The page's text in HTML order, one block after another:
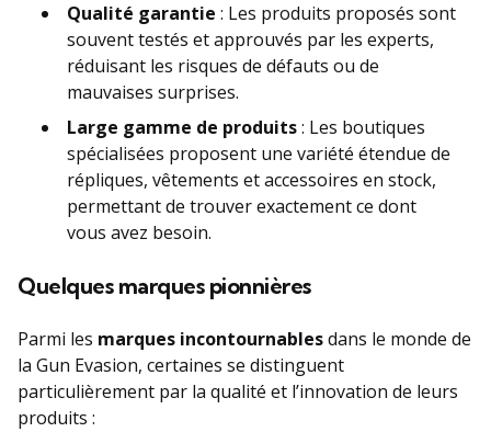
Qualité garantie : Les produits proposés sont
souvent testés et approuvés par les experts,
réduisant les risques de défauts ou de
mauvaises surprises.
Large gamme de produits: Les boutiques
spécialisées proposent une variété étendue de
répliques, vêtements et accessoires en stock,
permettant de trouver exactement ce dont
vous avez besoin.
Quelques marques pionnières
Parmi les marques incontournablesdans le monde de
la Gun Evasion, certaines se distinguent
particulièrement par la qualité et l’innovation de leurs
produits :